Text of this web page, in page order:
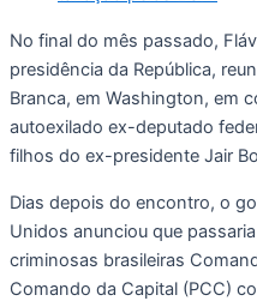
No final do mês passado,
presidência da República,
Branca, em Washington, em
autoexilado ex-deputado
filhos do ex-presidente Jair
Dias depois do encontro, o
Unidos anunciou que
criminosas brasileiras
Comando da Capital (PCC)